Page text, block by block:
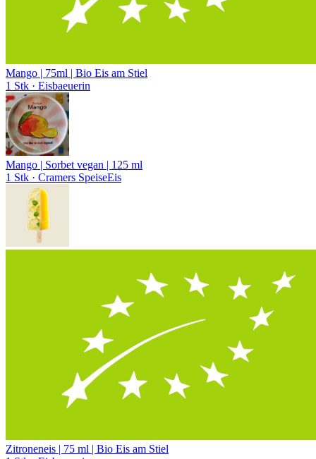
Mango | 75ml | Bio Eis am Stiel
1 Stk · Eisbaeuerin
Mango | Sorbet vegan | 125 ml
1 Stk · Cramers SpeiseEis
Zitroneneis | 75 ml | Bio Eis am Stiel